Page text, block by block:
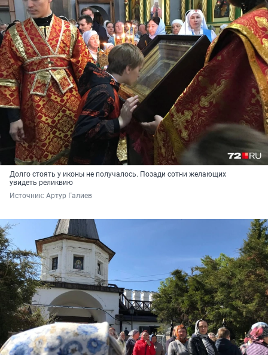
Долго стоять у иконы не получалось. Позади сотни желающих
увидеть реликвию
Источник: Артур Галиев